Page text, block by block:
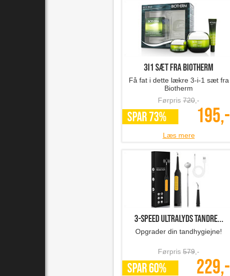
3i1 sæt fra Biotherm
Få fat i dette lækre 3-i-1 sæt fra
Biotherm
Førpris 720 ,-
SPAR 73% 195,-
Læs mere
3-speed ultralyds tandre...
Opgrader din tandhygiejne!
Førpris 579 ,-
SPAR 60% 229,-